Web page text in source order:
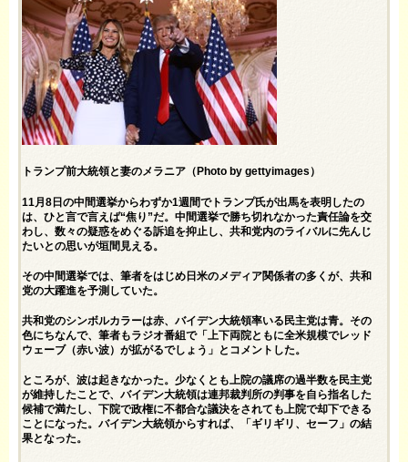
トランプ前大統領と妻のメラニア（Photo by gettyimages）
11月8日の中間選挙からわずか1週間でトランプ氏が出馬を表明したの
は、ひと言で言えば“焦り”だ。中間選挙で勝ち切れなかった責任論を交
わし、数々の疑惑をめぐる訴追を抑止し、共和党内のライバルに先んじ
たいとの思いが垣間見える。
その中間選挙では、筆者をはじめ日米のメディア関係者の多くが、共和
党の大躍進を予測していた。
共和党のシンボルカラーは赤、バイデン大統領率いる民主党は青。その
色にちなんで、筆者もラジオ番組で「上下両院ともに全米規模でレッド
ウェーブ（赤い波）が拡がるでしょう」とコメントした。
ところが、波は起きなかった。少なくとも上院の議席の過半数を民主党
が維持したことで、バイデン大統領は連邦裁判所の判事を自ら指名した
候補で満たし、下院で政権に不都合な議決をされても上院で却下できる
ことになった。バイデン大統領からすれば、「ギリギリ、セーフ」の結
果となった。